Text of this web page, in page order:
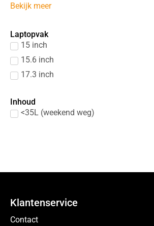
Bekijk meer
Laptopvak
15 inch
15.6 inch
17.3 inch
Inhoud
<35L (weekend weg)
Klantenservice
Contact